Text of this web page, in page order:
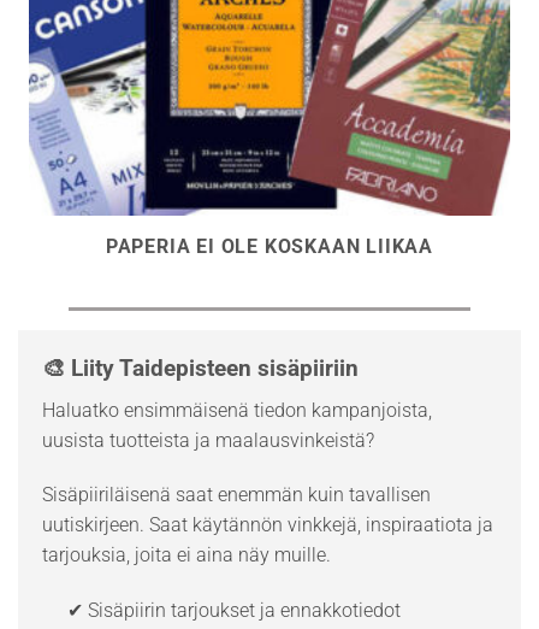
PAPERIA EI OLE KOSKAAN LIIKAA
🎨 Liity Taidepisteen sisäpiiriin
Haluatko ensimmäisenä tiedon kampanjoista,
uusista tuotteista ja maalausvinkeistä?
Sisäpiiriläisenä saat enemmän kuin tavallisen
uutiskirjeen. Saat käytännön vinkkejä, inspiraatiota ja
tarjouksia, joita ei aina näy muille.
✔ Sisäpiirin tarjoukset ja ennakkotiedot